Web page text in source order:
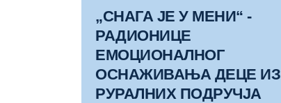
„СНАГА ЈЕ У МЕНИ“ -
РАДИОНИЦЕ
ЕМОЦИОНАЛНОГ
ОСНАЖИВАЊА ДЕЦЕ ИЗ
РУРАЛНИХ ПОДРУЧЈА